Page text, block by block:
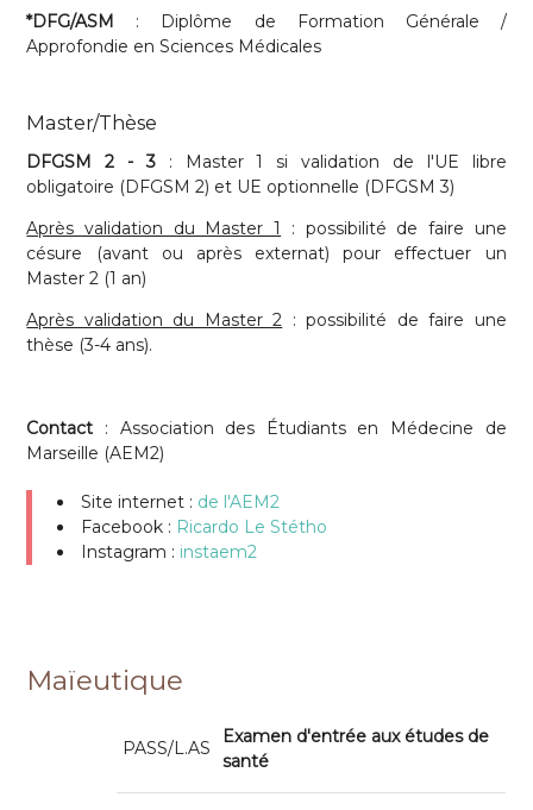
*DFG/ASM : Diplôme de Formation Générale /
Approfondie en Sciences Médicales
Master/Thèse
DFGSM 2 - 3: Master 1 si validation de l'UE libre
obligatoire (DFGSM 2) et UE optionnelle (DFGSM 3)
Après validation du Master 1
: possibilité de faire une
césure (avant ou après externat) pour effectuer un
Master 2 (1 an)
Après validation du Master 2 : possibilité de faire une
thèse (3-4 ans).
Contact : Association des Étudiants en Médecine de
Marseille (AEM2)
Site internet : de l'AEM2
Facebook : Ricardo Le Stétho
Instagram : instaem2
Maïeutique
PASS/L.AS
Examen d'entrée aux études de
santé